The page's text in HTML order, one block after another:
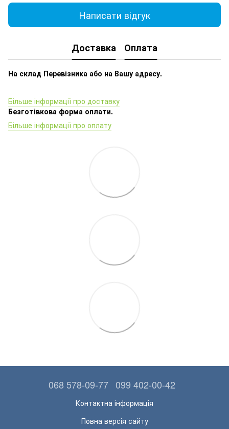
Написати відгук
Доставка Оплата
На склад Перевізника або на Вашу адресу.
Більше інформації про доставку
Безготівкова форма оплати.
Більше інформації про оплату
068 578-09-77 099 402-00-42
Контактна інформація
Повна версія сайту